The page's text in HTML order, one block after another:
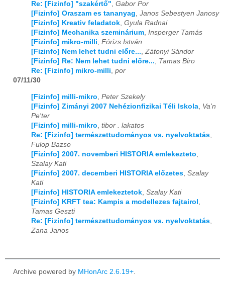
01 02 03 04 05 06 07 08 09 10 11 12
01 02 03 04 05 06 07 08 09 10 11 12
01 02 03 04 05 06 07 08 09 10 11 12
2019 01 02 04 08
01 02 03 04 05 06 07 08 09 10
01 02
01 02 03 04 05 06 07 08 09 10 11 12
01 02 03 04 05 06 07 08 09 10 11 12
01 02 03 04 05 06 07 08 09 10 11 12
01 02 03 04 05 06 07 08 10 11
01 02 03 04 05 06 07 08 09 10 11 12
Re: [Fizinfo] "szakértő", Gabor Por
[Fizinfo] Oraszam es tananyag, Janos Sebestyen Janosy
[Fizinfo] Kreativ feladatok, Gyula Radnai
[Fizinfo] Mechanika szeminárium, Insperger Tamás
[Fizinfo] mikro-milli, Fórizs István
[Fizinfo] Nem lehet tudni előre...,Zátonyi Sándor
[Fizinfo] Re: Nem lehet tudni előre..., Tamas Biro
Re: [Fizinfo] mikro-milli, por
07/11/30
[Fizinfo] milli-mikro, Peter Szekely
[Fizinfo] Zimányi 2007 Nehézionfizikai Téli Iskola, Va'n
Pe'ter
[Fizinfo] milli-mikro, tibor . lakatos
Re: [Fizinfo] természettudományos vs. nyelvoktatás,
Fulop Bazso
[Fizinfo] 2007. novemberi HISTORIA emlekezteto,
Szalay Kati
[Fizinfo] 2007. decemberi HISTORIA előzetes, Szalay
Kati
[Fizinfo] HISTORIA emlekeztetok, Szalay Kati
[Fizinfo] KRFT tea: Kampis a modellezes fajtairol ,
Tamas Geszti
Re: [Fizinfo] természettudományos vs. nyelvoktatás,
Zana Janos
Archive powered by MHonArc 2.6.19+